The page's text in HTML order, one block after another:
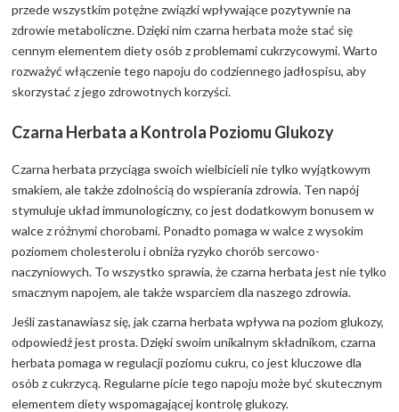
przede wszystkim potężne związki wpływające pozytywnie na
zdrowie metaboliczne. Dzięki nim czarna herbata może stać się
cennym elementem diety osób z problemami cukrzycowymi. Warto
rozważyć włączenie tego napoju do codziennego jadłospisu, aby
skorzystać z jego zdrowotnych korzyści.
Czarna Herbata a Kontrola Poziomu Glukozy
Czarna herbata przyciąga swoich wielbicieli nie tylko wyjątkowym
smakiem, ale także zdolnością do wspierania zdrowia. Ten napój
stymuluje układ immunologiczny, co jest dodatkowym bonusem w
walce z różnymi chorobami. Ponadto pomaga w walce z wysokim
poziomem cholesterolu i obniża ryzyko chorób sercowo-
naczyniowych. To wszystko sprawia, że czarna herbata jest nie tylko
smacznym napojem, ale także wsparciem dla naszego zdrowia.
Jeśli zastanawiasz się, jak czarna herbata wpływa na poziom glukozy,
odpowiedź jest prosta. Dzięki swoim unikalnym składnikom, czarna
herbata pomaga w regulacji poziomu cukru, co jest kluczowe dla
osób z cukrzycą. Regularne picie tego napoju może być skutecznym
elementem diety wspomagającej kontrolę glukozy.